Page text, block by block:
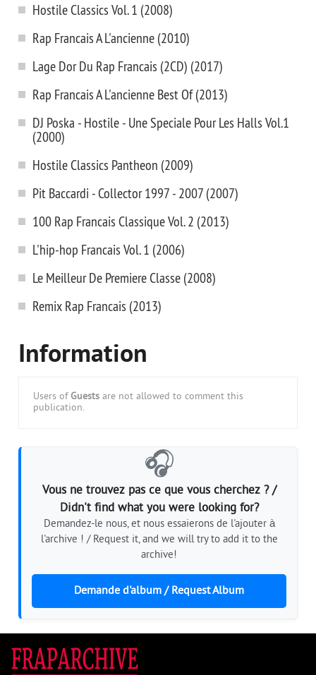
Hostile Classics Vol. 1 (2008)
Rap Francais A L'ancienne (2010)
Lage Dor Du Rap Francais (2CD) (2017)
Rap Francais A L'ancienne Best Of (2013)
DJ Poska - Hostile - Une Speciale Pour Les Halls Vol.1
(2000)
Hostile Classics Pantheon (2009)
Pit Baccardi - Collector 1997 - 2007 (2007)
100 Rap Francais Classique Vol. 2 (2013)
L'hip-hop Francais Vol. 1 (2006)
Le Meilleur De Premiere Classe (2008)
Remix Rap Francais (2013)
Information
Users of Guests are not allowed to comment this
publication.
🎧
Vous ne trouvez pas ce que vous cherchez ? /
Didn't find what you were looking for?
Demandez-le nous, et nous essaierons de l'ajouter à
l'archive ! / Request it, and we will try to add it to the
archive!
Demande d'album / Request Album